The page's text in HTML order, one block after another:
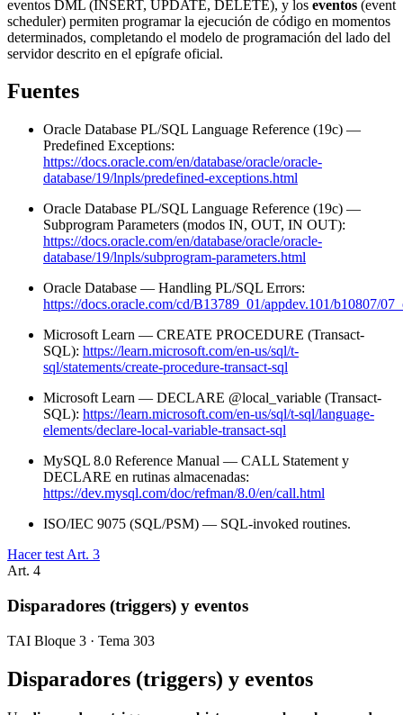
eventos DML (INSERT, UPDATE, DELETE), y los eventos (event
scheduler) permiten programar la ejecución de código en momentos
determinados, completando el modelo de programación del lado del
servidor descrito en el epígrafe oficial.
Fuentes
Oracle Database PL/SQL Language Reference (19c) —
Predefined Exceptions:
https://docs.oracle.com/en/database/oracle/oracle-
database/19/lnpls/predefined-exceptions.html
Oracle Database PL/SQL Language Reference (19c) —
Subprogram Parameters (modos IN, OUT, IN OUT):
https://docs.oracle.com/en/database/oracle/oracle-
database/19/lnpls/subprogram-parameters.html
Oracle Database — Handling PL/SQL Errors:
https://docs.oracle.com/cd/B13789_01/appdev.101/b10807/
Microsoft Learn — CREATE PROCEDURE (Transact-
SQL): https://learn.microsoft.com/en-us/sql/t-
sql/statements/create-procedure-transact-sql
Microsoft Learn — DECLARE @local_variable (Transact-
SQL): https://learn.microsoft.com/en-us/sql/t-sql/language-
elements/declare-local-variable-transact-sql
MySQL 8.0 Reference Manual — CALL Statement y
DECLARE en rutinas almacenadas:
https://dev.mysql.com/doc/refman/8.0/en/call.html
ISO/IEC 9075 (SQL/PSM) — SQL-invoked routines.
Hacer test Art. 3
Art. 4
Disparadores (triggers) y eventos
TAI Bloque 3 · Tema 303
Disparadores (triggers) y eventos